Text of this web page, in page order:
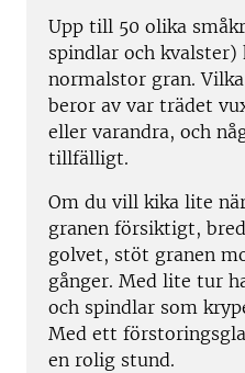
Upp till 50 olika
spindlar och kvalster)
normalstor gran.
beror av var trädet
eller varandra, och
tillfälligt.
Om du vill kika lite
granen försiktigt,
golvet, stöt granen
gånger. Med lite tur
och spindlar som
Med ett
en rolig stund.